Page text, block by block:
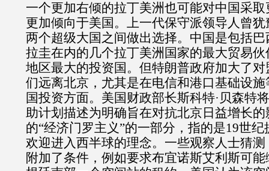
一个更加右倾的拉丁美洲也可能对中国采
更加倾向于美国。上一代保守派领导人曾
两个超级大国之间做出选择。中国是包括
拉圭在内的几个拉丁美洲国家的最大贸易
地区最大的投资国。但特朗普政府加大了
们远离北京，尤其是在电信和港口基础设
国投资方面。美国财政部长斯科特·贝森特
助计划描述为明确旨在对抗北京日益增长
的“经济门罗主义”的一部分，指的是19世纪
欢迎进入西半球的理念。一些观察人士猜
附加了条件，例如要求布宜诺斯艾利斯可